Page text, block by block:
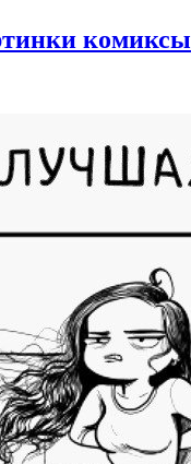
комиксы